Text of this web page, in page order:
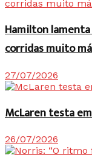
Hamilton
corridas muito
27/07/2026
McLaren testa
26/07/2026